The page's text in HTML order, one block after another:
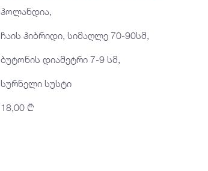
ჰოლანდია,
ჩაის ჰიბრიდი, სიმაღლე 70-90სმ,
ბუტონის დიამეტრი 7-9 სმ,
სურნელი სუსტი
18,00 ₾